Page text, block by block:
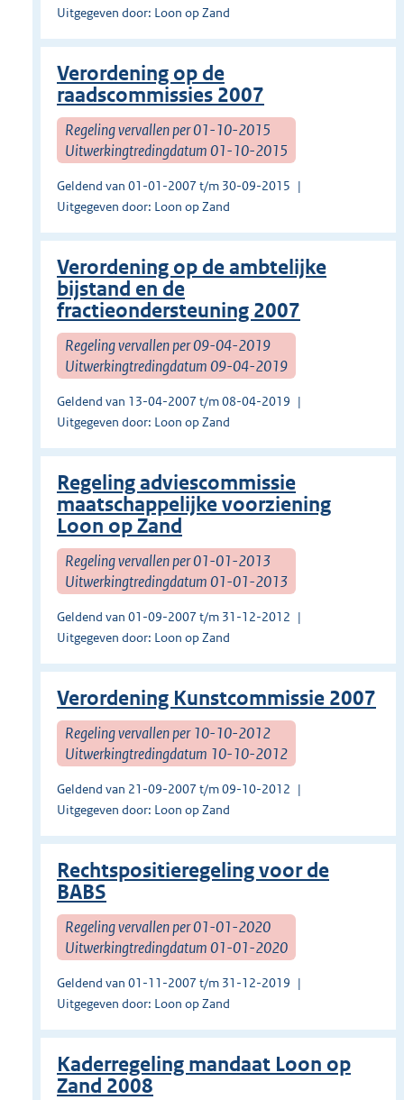
Uitgegeven door: Loon op Zand
Verordening op de
raadscommissies 2007
Regeling vervallen per 01-10-2015
Uitwerkingtredingdatum 01-10-2015
Geldend van 01-01-2007 t/m 30-09-2015
Uitgegeven door: Loon op Zand
Verordening op de ambtelijke
bijstand en de
fractieondersteuning 2007
Regeling vervallen per 09-04-2019
Uitwerkingtredingdatum 09-04-2019
Geldend van 13-04-2007 t/m 08-04-2019
Uitgegeven door: Loon op Zand
Regeling adviescommissie
maatschappelijke voorziening
Loon op Zand
Regeling vervallen per 01-01-2013
Uitwerkingtredingdatum 01-01-2013
Geldend van 01-09-2007 t/m 31-12-2012
Uitgegeven door: Loon op Zand
Verordening Kunstcommissie 2007
Regeling vervallen per 10-10-2012
Uitwerkingtredingdatum 10-10-2012
Geldend van 21-09-2007 t/m 09-10-2012
Uitgegeven door: Loon op Zand
Rechtspositieregeling voor de
BABS
Regeling vervallen per 01-01-2020
Uitwerkingtredingdatum 01-01-2020
Geldend van 01-11-2007 t/m 31-12-2019
Uitgegeven door: Loon op Zand
Kaderregeling mandaat Loon op
Zand 2008